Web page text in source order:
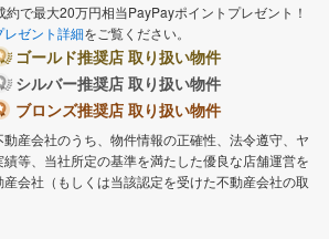
約で最大20万円相当PayPayポイントプレゼント！
レゼント詳細をご覧ください。
ゴールド推奨店 取り扱い物件
シルバー推奨店 取り扱い物件
ブロンズ推奨店 取り扱い物件
産会社のうち、物件情報の正確性、法令遵守、ヤ
等、当社所定の基準を満たした優良な店舗運営を
会社（もしくは当該認定を受けた不動産会社の取